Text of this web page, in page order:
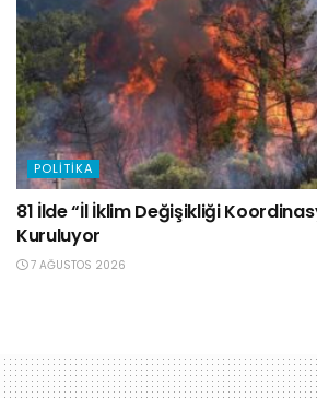
POLITIKA
81 İlde “İl İklim Değişikliği
Kuruluyor
7 AĞUSTOS 2026